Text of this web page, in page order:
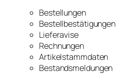
Bestellungen
Bestellbestätigungen
Lieferavise
Rechnungen
Artikelstammdaten
Bestandsmeldungen